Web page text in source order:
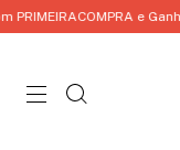
e Ganhe 10% em